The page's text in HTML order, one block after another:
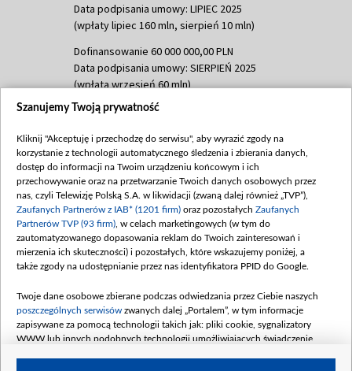
Data podpisania umowy: LIPIEC 2025
(wpłaty lipiec 160 mln, sierpień 10 mln)
Dofinansowanie 60 000 000,00 PLN
Data podpisania umowy: SIERPIEŃ 2025
(wpłata wrzesień 60 mln)
Dofinansowanie 635 783 051,21 PLN
(wpłata wrzesień 100 mln, październik 350
mln, listopad 265 mln)
Dofinansowanie 48 862 000,00 PLN
Data podpisania umowy: GRUDZIEŃ 2025
(wpłata grudzień 60,548 mln)
Dofinansowanie 900 000 000,00 PLN
Data podpisania umowy: LUTY 2026 (wpłata
kwiecień 180 mln, 7 maja 180 mln, 8
czerwca 90 mln)
Dofinansowanie 250 000 000,00 PLN
Szanujemy Twoją prywatność
Kliknij "Akceptuję i przechodzę do serwisu", aby wyrazić zgody na
korzystanie z technologii automatycznego śledzenia i zbierania danych,
dostęp do informacji na Twoim urządzeniu końcowym i ich
przechowywanie oraz na przetwarzanie Twoich danych osobowych przez
nas, czyli Telewizję Polską S.A. w likwidacji (zwaną dalej również „TVP”),
Zaufanych Partnerów z IAB* (1201 firm) oraz pozostałych Zaufanych
Partnerów TVP (93 firm) , w celach marketingowych (w tym do
zautomatyzowanego dopasowania reklam do Twoich zainteresowań i
mierzenia ich skuteczności) i pozostałych, które wskazujemy poniżej, a
także zgody na udostępnianie przez nas identyfikatora PPID do Google.
Twoje dane osobowe zbierane podczas odwiedzania przez Ciebie naszych
poszczególnych serwisów zwanych dalej „Portalem”, w tym informacje
zapisywane za pomocą technologii takich jak: pliki cookie, sygnalizatory
WWW lub innych podobnych technologii umożliwiających świadczenie